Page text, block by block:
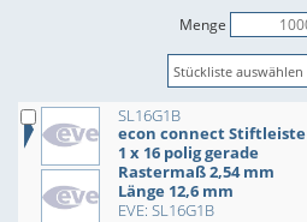
Menge
SL16G1B
econ connect Stiftleiste
1 x 16 polig gerade
Rastermaß 2,54 mm
Länge 12,6 mm
EVE: SL16G1B